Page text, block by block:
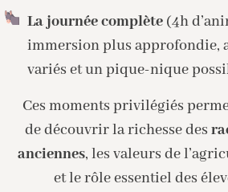
La journée complète (4h
immersion plus approfondie,
variés et un pique-nique
Ces moments privilégiés
de découvrir la richesse des
anciennes, les valeurs de
et le rôle essentiel des